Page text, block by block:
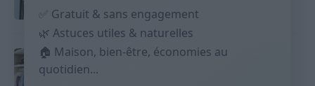
26 juillet 2023 Nathalie Leclerc
Les astuces pour s’habiller rapidement le
matin
✅ Gratuit & sans engagement
🌿 Astuces utiles & naturelles
🏠 Maison, bien-être, économies au
quotidien...